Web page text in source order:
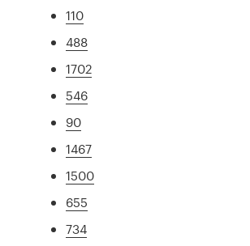
110
488
1702
546
90
1467
1500
655
734